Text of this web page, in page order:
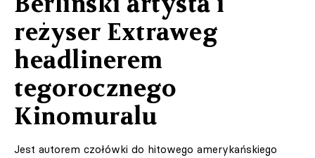
reżyser Extraweg
headlinerem
tegorocznego
Kinomuralu
Jest autorem czołówki do hitowego amerykańskiego